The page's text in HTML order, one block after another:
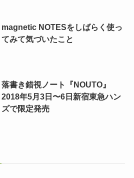
magnetic NOTESをしばらく使っ
てみて気づいたこと
落書き錯視ノート『NOUTO』
2018年5月3日〜6日新宿東急ハン
ズで限定発売